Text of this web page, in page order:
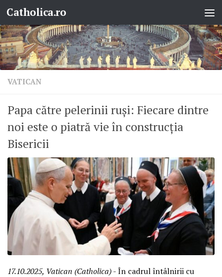
Skip to content
Catholica.ro
VATICAN
Papa către pelerinii ruși: Fiecare dintre
noi este o piatră vie în construcția
Bisericii
17.10.2025, Vatican (Catholica)- În cadrul întâlnirii cu